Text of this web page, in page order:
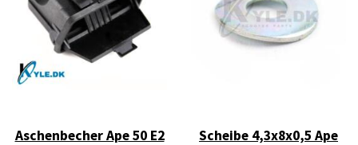
Aschenbecher Ape 50 E2
Scheibe 4,3x8x0,5 Ape